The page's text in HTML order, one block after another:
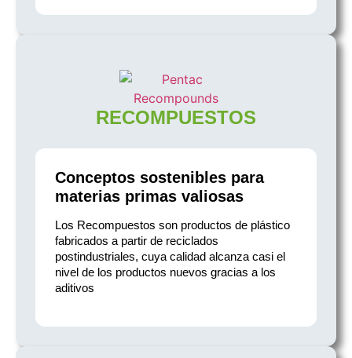
RECOMPUESTOS
Conceptos sostenibles para
materias primas valiosas
Los Recompuestos son productos de plástico
fabricados a partir de reciclados
postindustriales, cuya calidad alcanza casi el
nivel de los productos nuevos gracias a los
aditivos